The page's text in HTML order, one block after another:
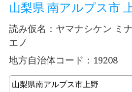
山梨県 南アルプス市
読み仮名：ヤマナシケン ミ
エノ
地方自治体コード：19208